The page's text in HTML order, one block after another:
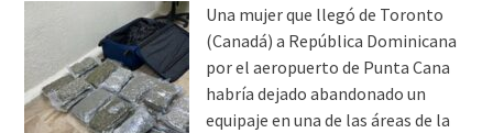
Una mujer que llegó de Toronto
(Canadá) a República Dominicana
por el aeropuerto de Punta Cana
habría dejado abandonado un
equipaje en una de las áreas de la